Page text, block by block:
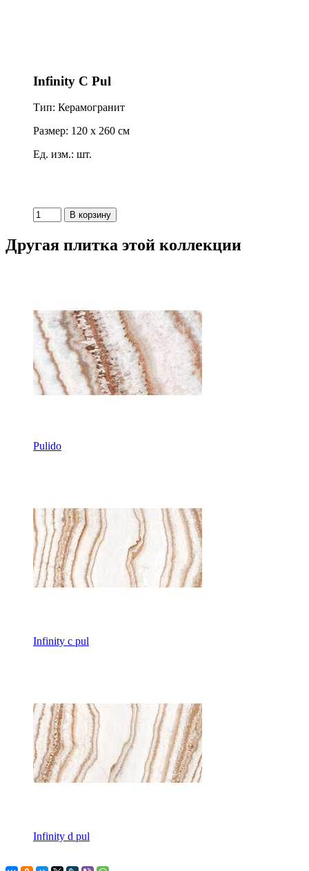
Infinity C Pul
Тип: Керамогранит
Размер: 120 x 260 см
Ед. изм.: шт.
Другая плитка этой коллекции
Pulido
Infinity c pul
Infinity d pul